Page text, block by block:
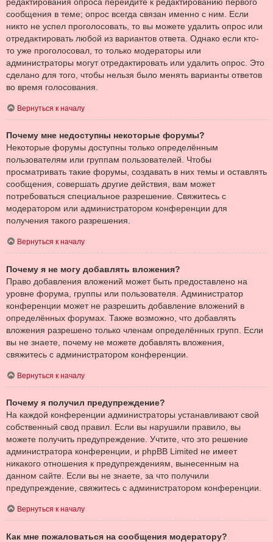
сообщения в теме; опрос всегда связан именно с ним. Если
никто не успел проголосовать, то вы можете удалить опрос или
отредактировать любой из вариантов ответа. Однако если кто-
то уже проголосовал, то только модераторы или
администраторы могут отредактировать или удалить опрос. Это
сделано для того, чтобы нельзя было менять варианты ответов
во время голосования.
Вернуться к началу
Почему мне недоступны некоторые форумы?
Некоторые форумы доступны только определённым
пользователям или группам пользователей. Чтобы
просматривать такие форумы, создавать в них темы и оставлять
сообщения, совершать другие действия, вам может
потребоваться специальное разрешение. Свяжитесь с
модератором или администратором конференции для
получения такого разрешения.
Вернуться к началу
Почему я не могу добавлять вложения?
Право добавления вложений может быть предоставлено на
уровне форума, группы или пользователя. Администратор
конференции может не разрешить добавление вложений в
определённых форумах. Также возможно, что добавлять
вложения разрешено только членам определённых групп. Если
вы не знаете, почему не можете добавлять вложения,
свяжитесь с администратором конференции.
Вернуться к началу
Почему я получил предупреждение?
На каждой конференции администраторы устанавливают свой
собственный свод правил. Если вы нарушили правило, вы
можете получить предупреждение. Учтите, что это решение
администратора конференции, и phpBB Limited не имеет
никакого отношения к предупреждениям, вынесенным на
данном сайте. Если вы не знаете, за что получили
предупреждение, свяжитесь с администратором конференции.
Вернуться к началу
Как мне пожаловаться на сообщения модератору?